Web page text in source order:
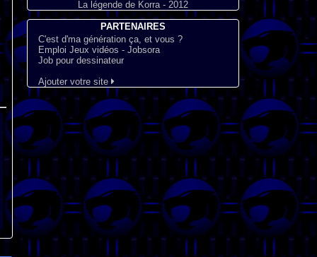
La légende de Korra - 2012
PARTENAIRES
C'est d'ma génération ça, et vous ?
Emploi Jeux vidéos - Jobsora
Job pour dessinateur
Ajouter votre site